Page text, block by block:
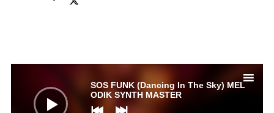
SOS FUNK (Dancing In The Sky) MEL
ODIK SYNTH MASTER